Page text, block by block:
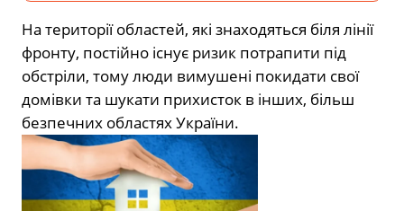
На території областей, які знаходяться біля лінії
фронту, постійно існує ризик потрапити під
обстріли, тому люди вимушені покидати свої
домівки та шукати прихисток в інших, більш
безпечних областях України.